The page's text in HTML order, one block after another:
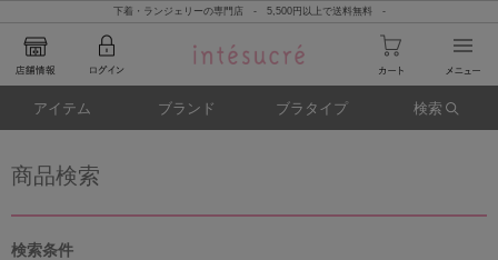
下着・ランジェリーの専門店 - 5,500円以上で送料無料 -
アイテム ブランド ブラタイプ 検索
商品検索
検索条件